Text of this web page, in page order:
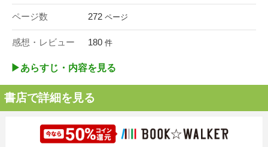
ページ数 272 ページ
感想・レビュー 180 件
▶︎あらすじ・内容を見る
書店で詳細を見る